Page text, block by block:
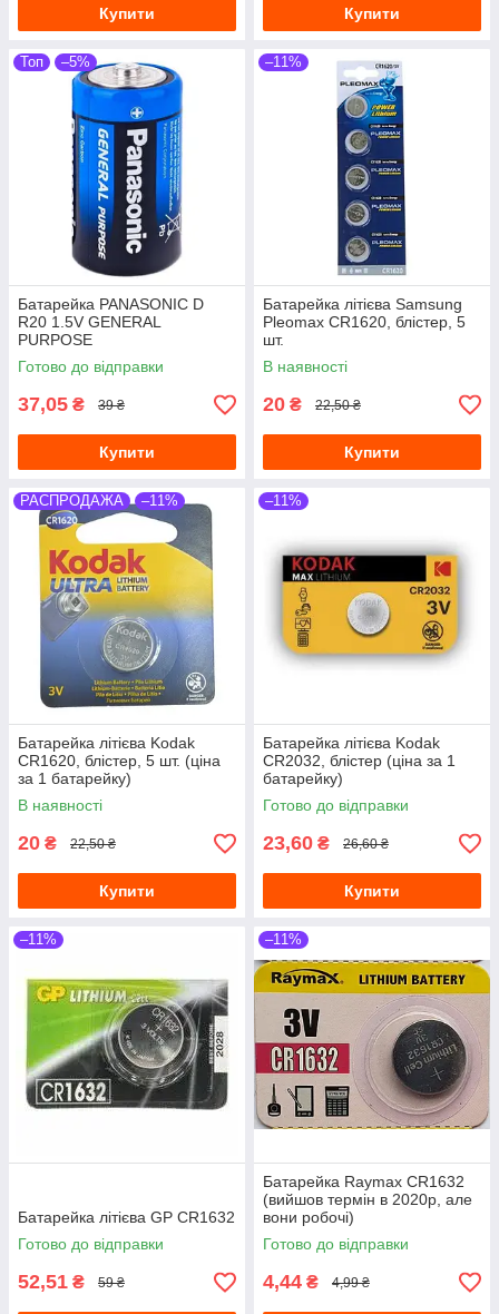
Купити Купити
Топ –5%
Батарейка PANASONIC D
R20 1.5V GENERAL
PURPOSE
Готово до відправки
37,05 ₴ 39 ₴
Купити
–11%
Батарейка літієва Samsung
Pleomax CR1620, блістер, 5
шт.
В наявності
20 ₴ 22,50 ₴
Купити
РАСПРОДАЖА –11%
Батарейка літієва Kodak
CR1620, блістер, 5 шт. (ціна
за 1 батарейку)
В наявності
20 ₴ 22,50 ₴
Купити
–11%
Батарейка літієва Kodak
CR2032, блістер (ціна за 1
батарейку)
Готово до відправки
23,60 ₴ 26,60 ₴
Купити
–11%
Батарейка літієва GP CR1632
Готово до відправки
52,51 ₴ 59 ₴
–11%
Батарейка Raymax CR1632
(вийшов термін в 2020р, але
вони робочі)
Готово до відправки
4,44 ₴ 4,99 ₴